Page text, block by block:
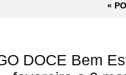
«
DOCE Bem